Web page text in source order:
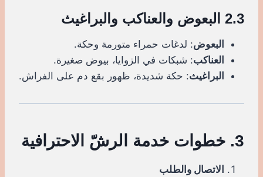
2.3 البعوض والعناكب والبراغيث
البعوض: لدغات حمراء متورمة وحكة.
العناكب: شبكات في الزوايا، بيوض صغيرة.
البراغيث: حكة شديدة، ظهور بقع دم على الفراش.
3. خطوات خدمة الرشّ الاحترافية
الاتصال والطلب